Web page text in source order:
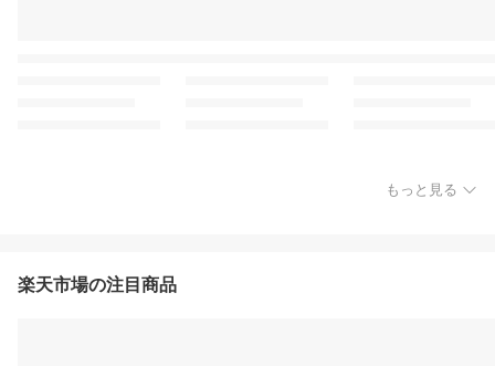
もっと見る
楽天市場の注目商品